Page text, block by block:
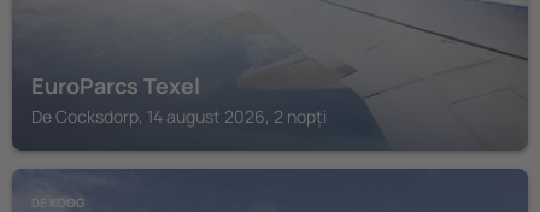
EuroParcs Texel
De Cocksdorp, 14 august 2026, 2 nopți
DE KOOG